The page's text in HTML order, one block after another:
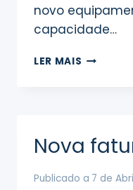
novo
capacidade…
LER MAIS REFORÇO
Nova
Publicado a 7 de